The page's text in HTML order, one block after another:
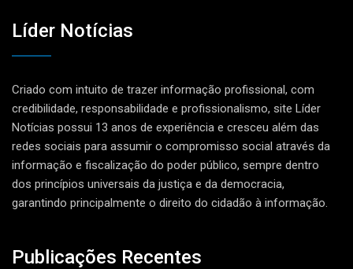
Líder Notícias
Criado com intuito de trazer informação profissional, com
credibilidade, responsabilidade e profissionalismo, site Líder
Notícias possui 13 anos de experiência e cresceu além das
redes sociais para assumir o compromisso social através da
informação e fiscalização do poder público, sempre dentro
dos princípios universais da justiça e da democracia,
garantindo principalmente o direito do cidadão à informação.
Publicações Recentes